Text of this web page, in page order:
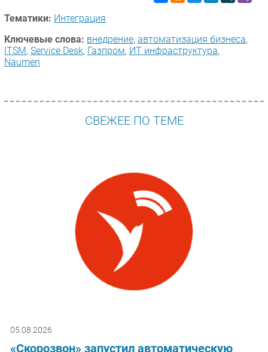
Тематики: Интеграция
Ключевые слова: внедрение, автоматизация бизнеса,
ITSM, Service Desk, Газпром, ИТ инфраструктура,
Naumen
СВЕЖЕЕ ПО ТЕМЕ
05.08.2026
«Скорозвон» запустил автоматическую